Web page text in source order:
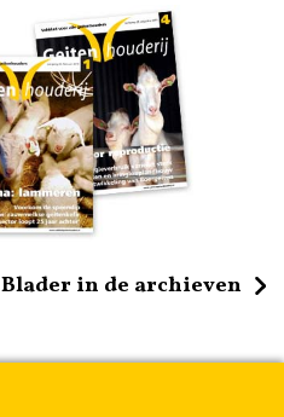
Blader in de archieven